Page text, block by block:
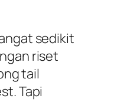
sedikit
riset
tail
Tapi